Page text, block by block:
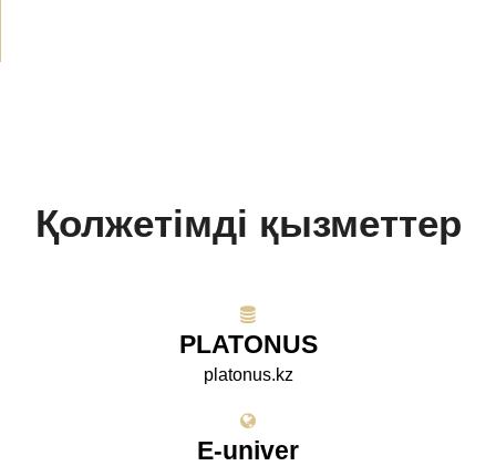
Қолжетімді қызметтер
PLATONUS
platonus.kz
E-univer